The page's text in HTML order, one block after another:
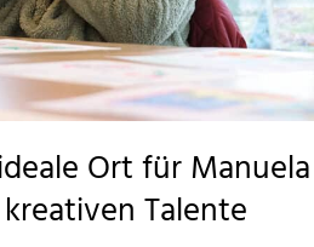
Ort für Manuela
Talente